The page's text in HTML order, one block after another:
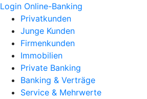
Login Online-Banking
Privatkunden
Junge Kunden
Firmenkunden
Immobilien
Private Banking
Banking & Verträge
Service & Mehrwerte